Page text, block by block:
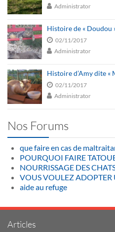
Administrator
Histoire de « Doudou
02/11/2017
Administrator
Histoire d’Amy dite «
02/11/2017
Administrator
Nos Forums
que faire en cas de
POURQUOI FAIRE
NOURRISSAGE DES
VOUS VOULEZ ADOPTER
aide au refuge
Articles